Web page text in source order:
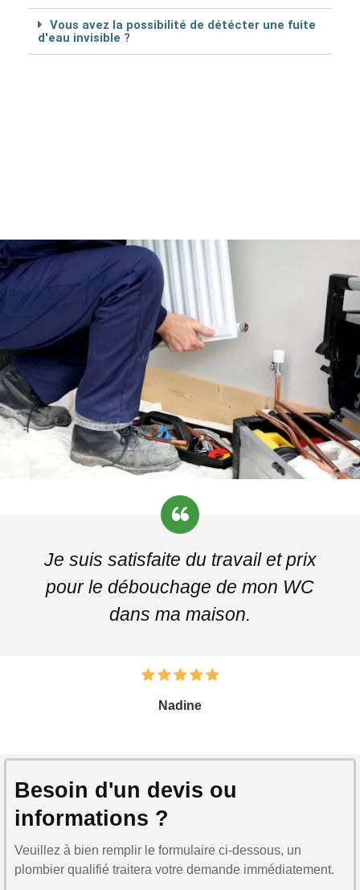
Vous avez la possibilité de détécter une fuite
d'eau invisible ?
Je suis satisfaite du travail et prix
pour le débouchage de mon WC
dans ma maison.
Nadine
Besoin d'un devis ou
informations ?
Veuillez à bien remplir le formulaire ci-dessous, un
plombier qualifié traitera votre demande immédiatement.